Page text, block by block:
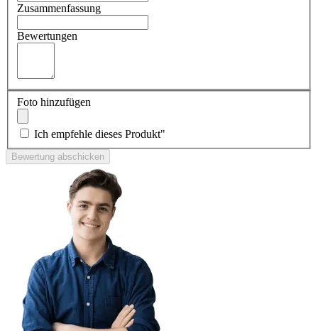
Zusammenfassung
Bewertungen
Foto hinzufügen
Ich empfehle dieses Produkt"
Bewertung abschicken